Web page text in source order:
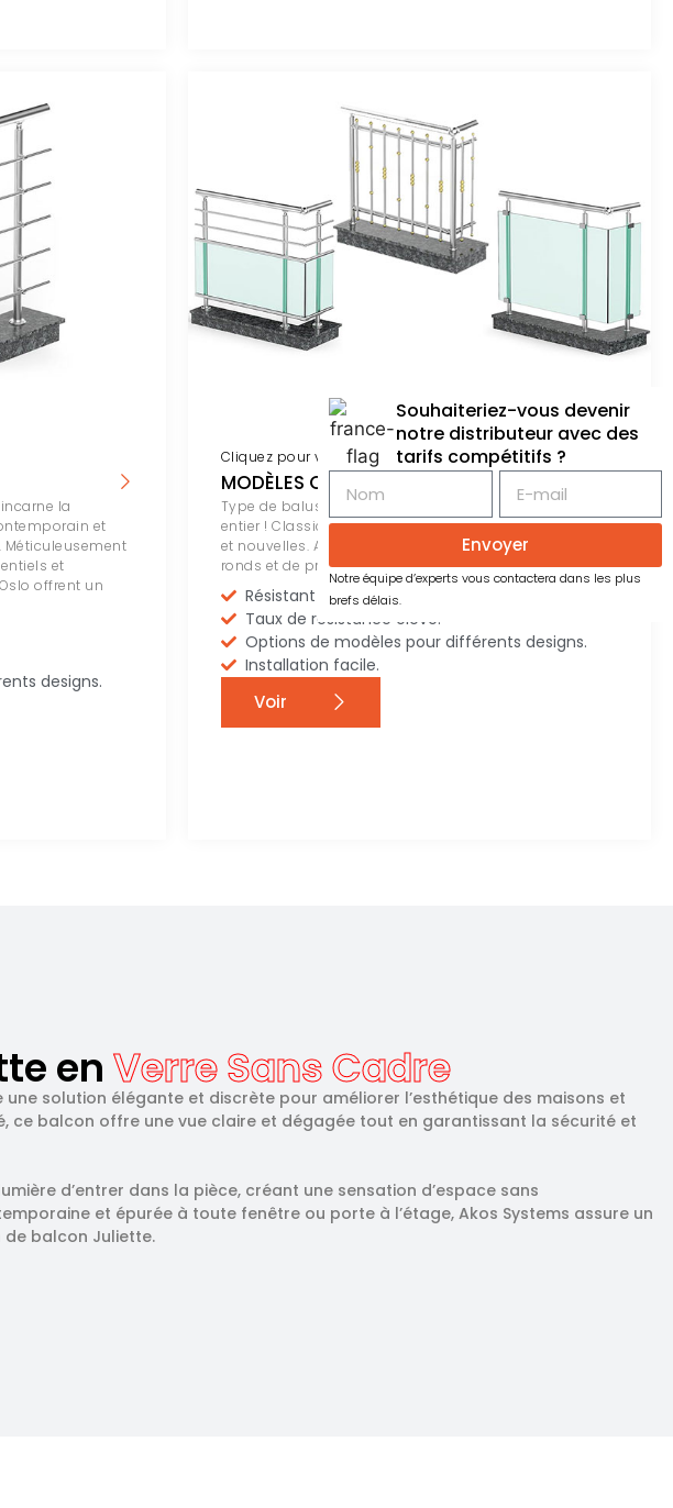
la
et
et
offrent un
designs.
Cliquez pour voir
MODÈLES CLASSICAL 100
Type de balustrade le plus courant dans le monde
entier ! Classical 100 convient aux structures anciennes
et nouvelles. Akos propose toutes sortes d’accessoires
ronds et de profils avec une qualité anodisée et peinte !
Résistant aux vents forts.
Taux de résistance élevé.
Options de modèles pour différents designs.
Installation facile.
Voir
en Verre Sans Cadre
solution élégante et discrète pour améliorer l’esthétique des maisons et
ce balcon offre une vue claire et dégagée tout en garantissant la sécurité et
d’entrer dans la pièce, créant une sensation d’espace sans
et épurée à toute fenêtre ou porte à l’étage, Akos Systems assure un
balcon Juliette.
Souhaiteriez-vous devenir
notre distributeur avec des
tarifs compétitifs ?
Envoyer
Notre équipe d’experts vous contactera dans les plus
brefs délais.